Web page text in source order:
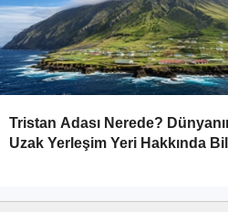
Tristan Adası Nerede?
Uzak Yerleşim Yeri Hakkında